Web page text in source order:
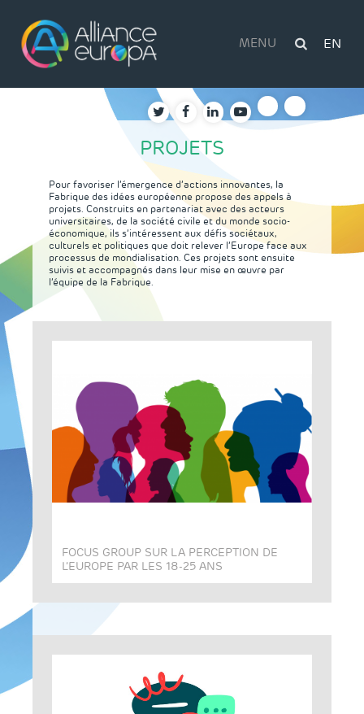
content
EN
MENU
PROJETS
Pour favoriser l’émergence d’actions innovantes, la
Fabrique des idées européenne propose des appels à
projets. Construits en partenariat avec des acteurs
universitaires, de la société civile et du monde socio-
économique, ils s’intéressent aux défis sociétaux,
culturels et politiques que doit relever l’Europe face aux
processus de mondialisation. Ces projets sont ensuite
suivis et accompagnés dans leur mise en œuvre par
l’équipe de la Fabrique.
FOCUS GROUP SUR LA PERCEPTION DE
L’EUROPE PAR LES 18-25 ANS